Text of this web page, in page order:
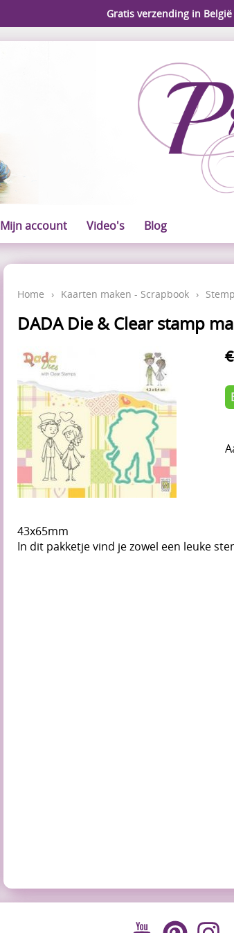
Gratis verzending in
Mijn account Video's Blog
Home › Kaarten maken - Scrapbook ›
DADA Die & Clear stamp
43x65mm
In dit pakketje vind je zowel een leuke